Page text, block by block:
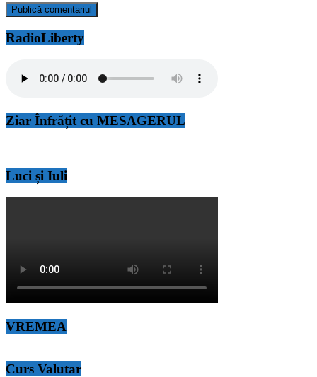
RadioLiberty
Ziar Înfrățit cu MESAGERUL
Luci și Iuli
VREMEA
Curs Valutar